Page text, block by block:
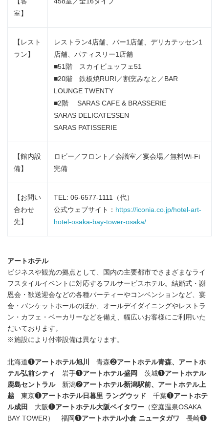
室】
【レスト
ラン】
レストラン4店舗、バー1店舗、デリカテッセン1
店舗、パティスリー1店舗
■51階 スカイビュッフェ51
■20階 鉄板焼RURI／割烹みなと／BAR
LOUNGE TWENTY
■2階 SARAS CAFE & BRASSERIE
SARAS DELICATESSEN
SARAS PATISSERIE
【館内設
備】
ロビー／フロント／会議室／宴会場／無料Wi-Fi
完備
【お問い
合わせ
先】
TEL: 06-6577-1111（代）
公式ウェブサイト： https://iconia.co.jp/hotel-art-
hotel-osaka-bay-tower-osaka/
アートホテル
ビジネスや観光の拠点として、国内の主要都市でさまざまなライ
フスタイルイベントに対応するフルサービスホテル。結婚式・謝
恩会・歓送迎会などの各種パーティーやコンベンションなど、宴
会・バンケットホールのほか、オールデイダイニングやレストラ
ン・カフェ・ベーカリーなどを備え、幅広いお客様にご利用いた
だいております。
※施設により付帯設備は異なります。
北海道❶アートホテル旭川 青森❷アートホテル青森、アートホ
テル弘前シティ
岩手❶アートホテル盛岡 茨城❶アートホテル
鹿島セントラル 新潟❷アートホテル新潟駅前、アートホテル上
越 東京❶アートホテル日暮里 ラングウッド 千葉❶アートホテ
ル成田 大阪❶アートホテル大阪ベイタワー （空庭温泉OSAKA
BAY TOWER） 福岡❶アートホテル小倉 ニュータガワ 長崎❶